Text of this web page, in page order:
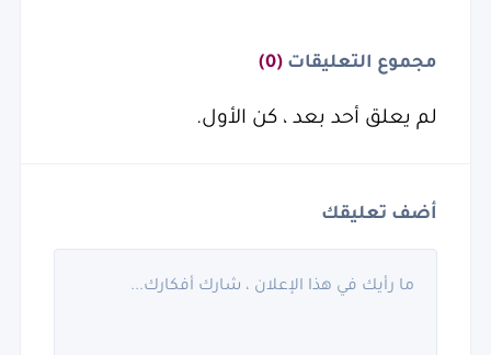
مجموع التعليقات (0)
لم يعلق أحد بعد ، كن الأول.
أضف تعليقك